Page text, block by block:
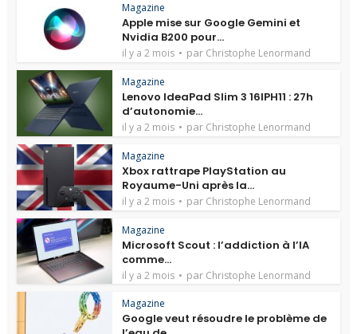
Magazine
Apple mise sur Google Gemini et
Nvidia B200 pour...
il y a 2 mois par Christophe Lenormand
Magazine
Lenovo IdeaPad Slim 3 16IPH11 : 27h
d’autonomie...
il y a 2 mois par Christophe Lenormand
Magazine
Xbox rattrape PlayStation au
Royaume-Uni après la...
il y a 2 mois par Christophe Lenormand
Magazine
Microsoft Scout : l’addiction à l’IA
comme...
il y a 2 mois par Christophe Lenormand
Magazine
Google veut résoudre le problème de